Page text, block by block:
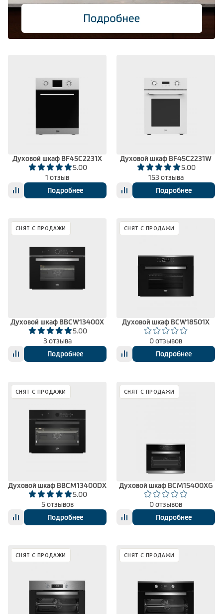
Духовой шкаф BF45C2231X
5.00
1 отзыв
Подробнее
Духовой шкаф BF45C2231W
5.00
153 отзыва
Подробнее
СНЯТ С ПРОДАЖИ
Духовой шкаф BBCW13400X
5.00
3 отзыва
Подробнее
СНЯТ С ПРОДАЖИ
Духовой шкаф BCW18501X
0 отзывов
Подробнее
СНЯТ С ПРОДАЖИ
Духовой шкаф BBCM13400DX
5.00
5 отзывов
Подробнее
СНЯТ С ПРОДАЖИ
Духовой шкаф BCM15400XG
0 отзывов
Подробнее
СНЯТ С ПРОДАЖИ СНЯТ С ПРОДАЖИ